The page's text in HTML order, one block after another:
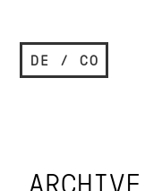
DE / CO
ARCHIVE